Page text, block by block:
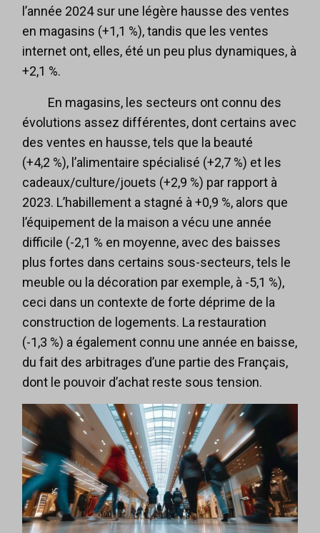
l’année 2024 sur une légère hausse des ventes
en magasins (+1,1 %), tandis que les ventes
internet ont, elles, été un peu plus dynamiques, à
+2,1 %.
En magasins, les secteurs ont connu des
évolutions assez différentes, dont certains avec
des ventes en hausse, tels que la beauté
(+4,2 %), l’alimentaire spécialisé (+2,7 %) et les
cadeaux/culture/jouets (+2,9 %) par rapport à
2023. L’habillement a stagné à +0,9 %, alors que
l’équipement de la maison a vécu une année
difficile (-2,1 % en moyenne, avec des baisses
plus fortes dans certains sous-secteurs, tels le
meuble ou la décoration par exemple, à -5,1 %),
ceci dans un contexte de forte déprime de la
construction de logements. La restauration
(-1,3 %) a également connu une année en baisse,
du fait des arbitrages d’une partie des Français,
dont le pouvoir d’achat reste sous tension.